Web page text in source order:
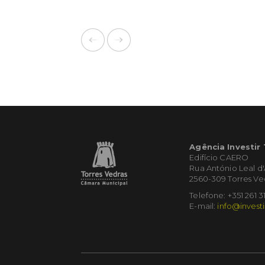
Agência Investir
Edifício CAERO
Rua António Leal
2560-309 Torres
Telefone: +351 261
E-mail: